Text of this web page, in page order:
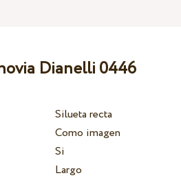
Dianelli 0446
Silueta recta
Como imagen
Si
Largo